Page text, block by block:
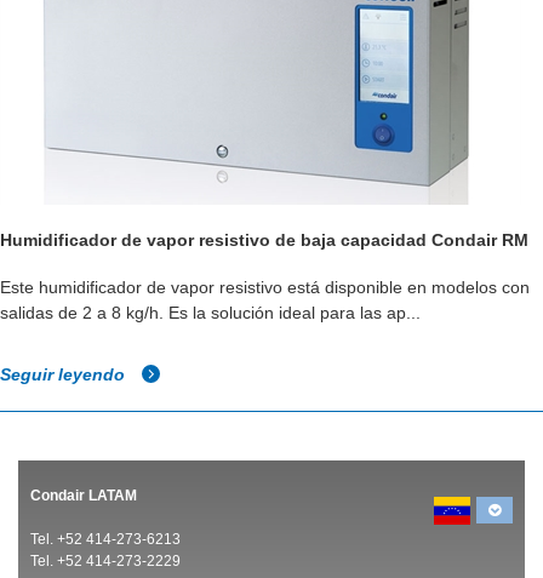
Humidificador de vapor resistivo de baja capacidad Condair RM
Este humidificador de vapor resistivo está disponible en modelos con
salidas de 2 a 8 kg/h. Es la solución ideal para las ap...
Seguir leyendo
Condair LATAM
Tel. +52 414-273-6213
Tel. +52 414-273-2229